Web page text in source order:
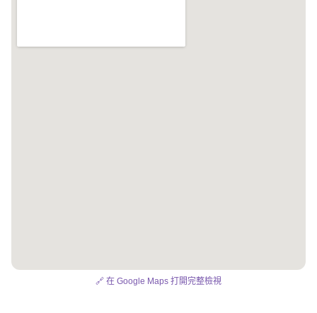
🔗 在 Google Maps 打開完整檢視